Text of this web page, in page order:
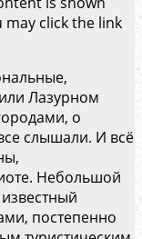
may click the link
Лазурном
о
слышали. И всё
Небольшой
постепенно